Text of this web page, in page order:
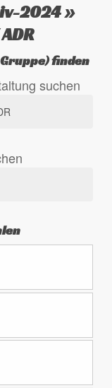
2024 »
finden
suchen